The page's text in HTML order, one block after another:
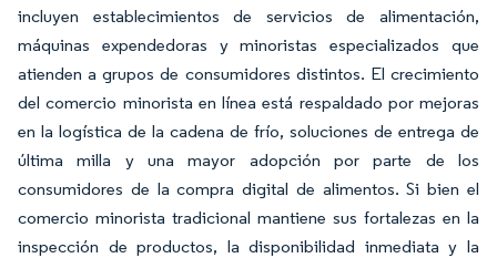
incluyen establecimientos de servicios de alimentación,
máquinas expendedoras y minoristas especializados que
atienden a grupos de consumidores distintos. El crecimiento
del comercio minorista en línea está respaldado por mejoras
en la logística de la cadena de frío, soluciones de entrega de
última milla y una mayor adopción por parte de los
consumidores de la compra digital de alimentos. Si bien el
comercio minorista tradicional mantiene sus fortalezas en la
inspección de productos, la disponibilidad inmediata y la